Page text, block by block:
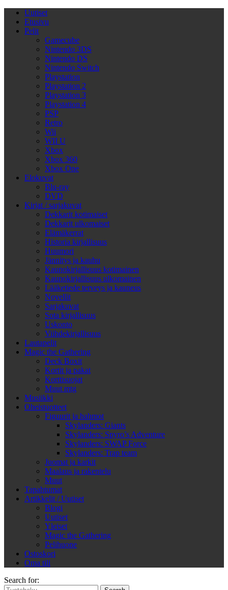
Uutiset
Etusivu
Pelit
Gamecube
Nintendo 3DS
Nintendo DS
Nintendo Switch
Playstation
Playstation 2
Playstation 3
Playstation 4
PSP
Retro
Wii
WII U
Xbox
Xbox 360
Xbox One
Elokuvat
Blu-ray
DVD
Kirjat / sarjakuvat
Dekkarit kotimaiset
Dekkarit ulkomaiset
Elämäkerrat
Historia kirjallisuus
Huumori
Jännitys ja kauhu
Kaunokirjallisuus kotimainen
Kaunokirjallisuus ulkomainen
Lääketiede terveys ja kauneus
Novellit
Sarjakuvat
Sota kirjallisuus
Uskonto
Viihdekirjallisuus
Lautapelit
Magic the Gathering
Deck Boxit
Kortit ja pakat
Korttisuojat
Muut mtg
Musiikki
Oheistuotteet
Figuurit ja hahmot
Skylanders: Giants
Skylanders: Spyro’s Adventure
Skylanders: SWAP Force
Skylanders: Trap team
Juomat ja karkit
Maalaus ja rakentelu
Muut
Tapahtumat
Artikkelit / Uutiset
Blogi
Uutiset
Yleiset
Magic the Gathering
Pelihuone
Ostoskori
Oma tili
Search for: